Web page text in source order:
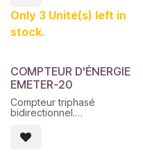
une comparaison de l’énergie
produite et consommée. Il
peut être configuré pour
- Mesure de la consommation
d'énergie pour une utilisation
optimale de la puissance
- Mesurez la quantité totale
d'énergie qui a été injectée
- Mesure de la production
Only 3 Unité(s) left in
stock.
COMPTEUR D'ÉNERGIE
EMETER-20
Compteur triphasé
bidirectionnel.
Fréquence 50 Hz/±5%